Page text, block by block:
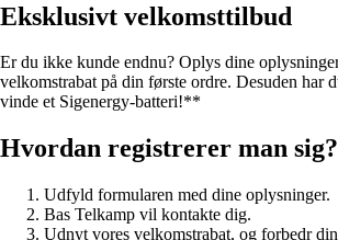
Eksklusivt velkomsttilbud
Er du ikke kunde endnu? Oplys dine
velkomstrabatpå din første ordre. Desuden har
vinde et Sigenergy-batteri!**
Hvordan registrerer man sig?
Udfyld formularen med dine oplysninger.
Bas Telkamp vil kontakte dig.
Udnyt vores velkomstrabat, og forbedr